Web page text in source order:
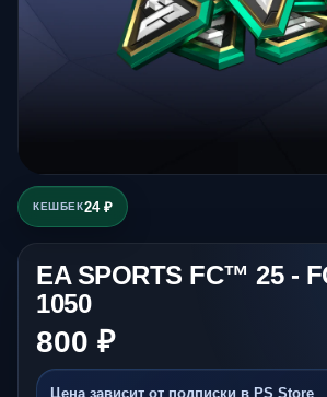
КЕШБЕК24 ₽
EA SPORTS FC™ 25 -
1050
800 ₽
Цена зависит от подписки в PS Store